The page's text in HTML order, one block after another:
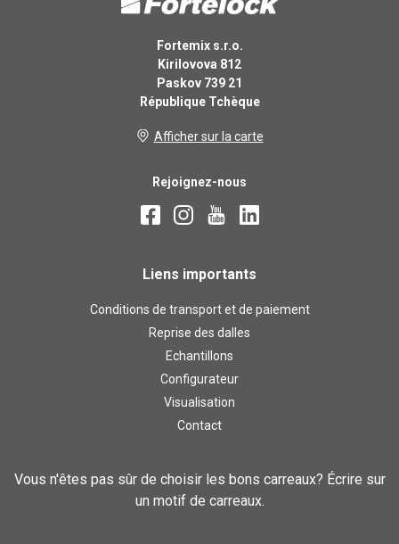
Fortemix s.r.o.
Kirilovova 812
Paskov 739 21
République Tchèque
Afficher sur la carte
Rejoignez-nous
Liens importants
Conditions de transport et de paiement
Reprise des dalles
Echantillons
Configurateur
Visualisation
Contact
Vous n'êtes pas sûr de choisir les bons carreaux? Écrire sur
un motif de carreaux.